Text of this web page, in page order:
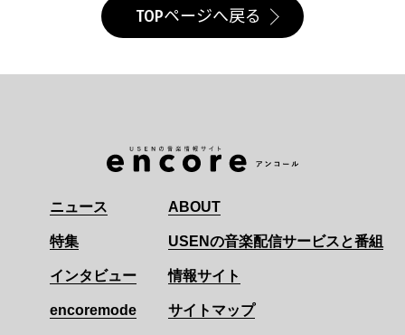
TOPページへ戻る
ニュース
特集
インタビュー
encoremode
ABOUT
USENの音楽配信サービスと番組
情報サイト
サイトマップ